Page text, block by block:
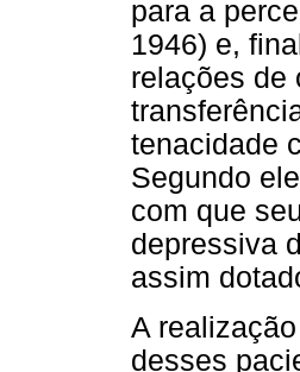
para a
1946) e,
relações de
tenacidade
Segundo
com que
depressiva
assim
A
desses